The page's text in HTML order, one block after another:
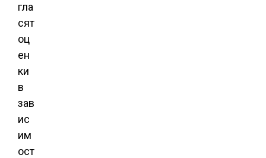
гла
сят
оц
ен
ки
в
зав
ис
им
ост